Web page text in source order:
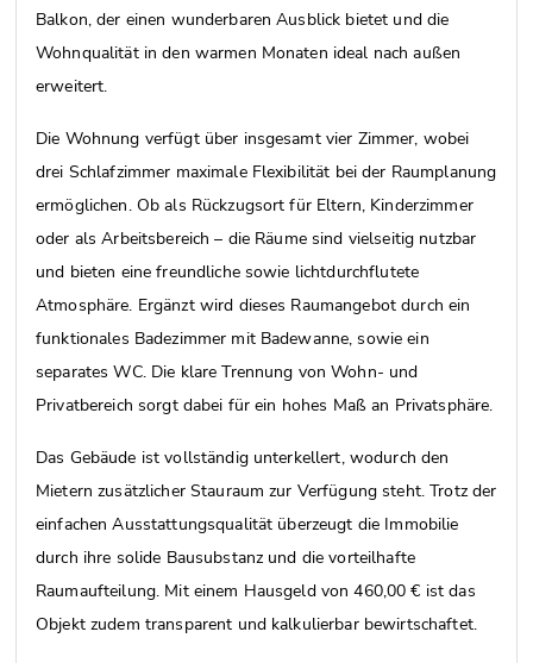
Balkon, der einen wunderbaren Ausblick bietet und die
Wohnqualität in den warmen Monaten ideal nach außen
erweitert.
Die Wohnung verfügt über insgesamt vier Zimmer, wobei
drei Schlafzimmer maximale Flexibilität bei der Raumplanung
ermöglichen. Ob als Rückzugsort für Eltern, Kinderzimmer
oder als Arbeitsbereich – die Räume sind vielseitig nutzbar
und bieten eine freundliche sowie lichtdurchflutete
Atmosphäre. Ergänzt wird dieses Raumangebot durch ein
funktionales Badezimmer mit Badewanne, sowie ein
separates WC. Die klare Trennung von Wohn- und
Privatbereich sorgt dabei für ein hohes Maß an Privatsphäre.
Das Gebäude ist vollständig unterkellert, wodurch den
Mietern zusätzlicher Stauraum zur Verfügung steht. Trotz der
einfachen Ausstattungsqualität überzeugt die Immobilie
durch ihre solide Bausubstanz und die vorteilhafte
Raumaufteilung. Mit einem Hausgeld von 460,00 € ist das
Objekt zudem transparent und kalkulierbar bewirtschaftet.